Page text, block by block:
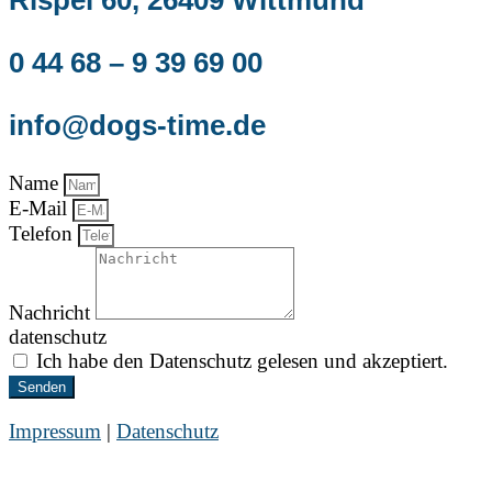
0 44 68 – 9 39 69 00
info@dogs-time.de
Name
E-Mail
Telefon
Nachricht
datenschutz
Ich habe den Datenschutz gelesen und akzeptiert.
Senden
Impressum | Datenschutz